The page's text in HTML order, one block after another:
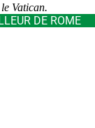
Vatican.
DE ROME